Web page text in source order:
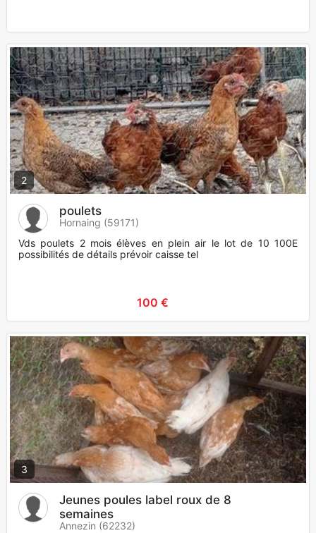
2
poulets
Hornaing (59171)
Vds poulets 2 mois élèves en plein air le lot de 10 100E
possibilités de détails prévoir caisse tel
100 €
3
Jeunes poules label roux de 8
semaines
Annezin (62232)